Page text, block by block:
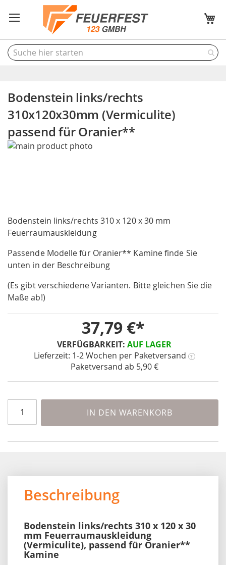
Bodenstein links/rechts
310x120x30mm (Vermiculite)
passend für Oranier**
Bodenstein links/rechts 310 x 120 x 30 mm
Feuerraumauskleidung
Passende Modelle für Oranier** Kamine finde Sie
unten in der Beschreibung
(Es gibt verschiedene Varianten. Bitte gleichen Sie die
Maße ab!)
VERFÜGBARKEIT: AUF LAGER
Lieferzeit: 1-2 Wochen per Paketversand ?
Paketversand ab 5,90 €
37,79 €
IN DEN WARENKORB
Skip
gallery
to
the
of
the
gallery
Beschreibung
Bodenstein links/rechts 310 x 120 x 30
mm Feuerraumauskleidung
(Vermiculite), passend für Oranier**
Kamine